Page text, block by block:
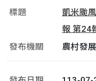
凱米颱
報 第24
農村發